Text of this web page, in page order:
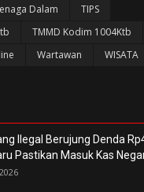
Dalam
TIPS
TMMD Kodim 1004Ktb
Wartawan WISATA
Ilegal Berujung Denda
Pastikan Masuk Kas